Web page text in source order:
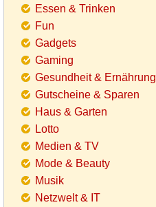
Essen & Trinken
Fun
Gadgets
Gaming
Gesundheit & Ernährung
Gutscheine & Sparen
Haus & Garten
Lotto
Medien & TV
Mode & Beauty
Musik
Netzwelt & IT